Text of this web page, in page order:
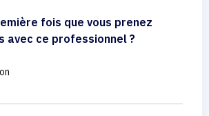
fois que vous prenez
avec ce professionnel ?